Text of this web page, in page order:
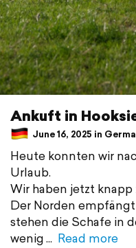
Ankuft in
June 16, 2025 in
Heute konnten wir
Urlaub.
Wir haben jetzt knapp
Der Norden
stehen die Schafe in
wenig
Read more